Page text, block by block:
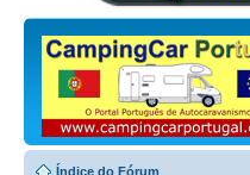
Índice do Fórum